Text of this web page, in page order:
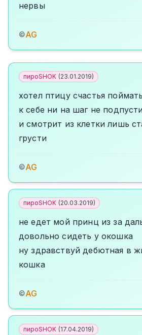
нервы
©AG
пироSHOK (23.01.2019)
хотел птицу счастья
к себе ни на шаг не
и смотрит из клетки лишь
грусти
©AG
пироSHOK (20.03.2019)
не едет мой принц из за
довольно сидеть у окошка
ну здравствуй дебютная в
кошка
©AG
пироSHOK (17.04.2019)